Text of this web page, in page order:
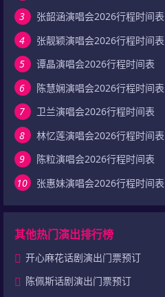
3
张韶涵演唱会2026行程时间表
4
张靓颖演唱会2026行程时间表
5
谭晶演唱会2026行程时间表
6
陈慧娴演唱会2026行程时间表
7
卫兰演唱会2026行程时间表
8
林忆莲演唱会2026行程时间表
9
陈粒演唱会2026行程时间表
10
张惠妹演唱会2026行程时间表
其他热门演出排行榜
开心麻花话剧演出门票预订
陈佩斯话剧演出门票预订